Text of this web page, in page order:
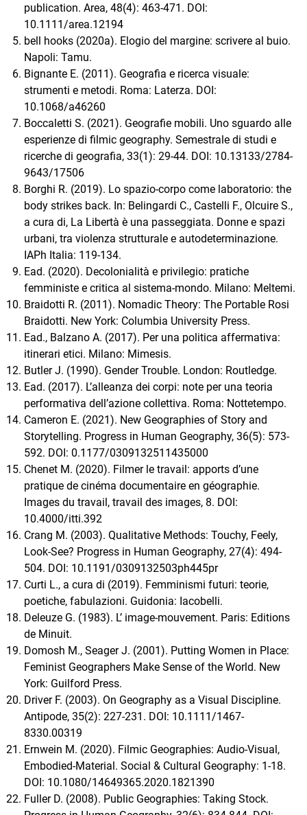
publication. Area, 48(4): 463-471. DOI:
10.1111/area.12194
bell hooks (2020a). Elogio del margine: scrivere al buio.
Napoli: Tamu.
Bignante E. (2011). Geografia e ricerca visuale:
strumenti e metodi. Roma: Laterza. DOI:
10.1068/a46260
Boccaletti S. (2021). Geografie mobili. Uno sguardo alle
esperienze di filmic geography. Semestrale di studi e
ricerche di geografia, 33(1): 29-44. DOI: 10.13133/2784-
9643/17506
Borghi R. (2019). Lo spazio-corpo come laboratorio: the
body strikes back. In: Belingardi C., Castelli F., Olcuire S.,
a cura di, La Libertà è una passeggiata. Donne e spazi
urbani, tra violenza strutturale e autodeterminazione.
IAPh Italia: 119-134.
Ead. (2020). Decolonialità e privilegio: pratiche
femministe e critica al sistema-mondo. Milano: Meltemi.
Braidotti R. (2011). Nomadic Theory: The Portable Rosi
Braidotti. New York: Columbia University Press.
Ead., Balzano A. (2017). Per una politica affermativa:
itinerari etici. Milano: Mimesis.
Butler J. (1990). Gender Trouble. London: Routledge.
Ead. (2017). L’alleanza dei corpi: note per una teoria
performativa dell’azione collettiva. Roma: Nottetempo.
Cameron E. (2021). New Geographies of Story and
Storytelling. Progress in Human Geography, 36(5): 573-
592. DOI: 0.1177/0309132511435000
Chenet M. (2020). Filmer le travail: apports d’une
pratique de cinéma documentaire en géographie.
Images du travail, travail des images, 8. DOI:
10.4000/itti.392
Crang M. (2003). Qualitative Methods: Touchy, Feely,
Look-See? Progress in Human Geography, 27(4): 494-
504. DOI: 10.1191/0309132503ph445pr
Curti L., a cura di (2019). Femminismi futuri: teorie,
poetiche, fabulazioni. Guidonia: Iacobelli.
Deleuze G. (1983). L’ image-mouvement. Paris: Editions
de Minuit.
Domosh M., Seager J. (2001). Putting Women in Place:
Feminist Geographers Make Sense of the World. New
York: Guilford Press.
Driver F. (2003). On Geography as a Visual Discipline.
Antipode, 35(2): 227-231. DOI: 10.1111/1467-
8330.00319
Ernwein M. (2020). Filmic Geographies: Audio-Visual,
Embodied-Material. Social & Cultural Geography: 1-18.
DOI: 10.1080/14649365.2020.1821390
Fuller D. (2008). Public Geographies: Taking Stock.